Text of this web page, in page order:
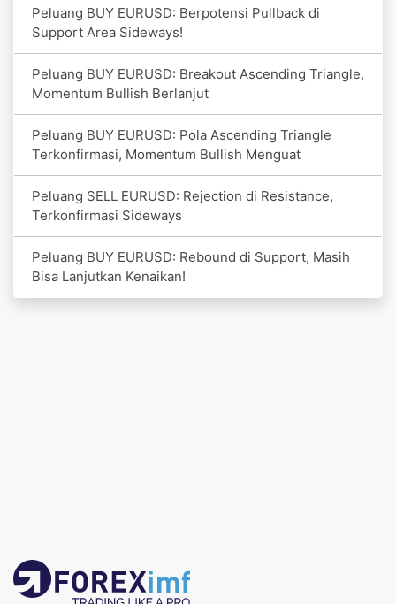
Peluang BUY EURUSD: Berpotensi Pullback di
Support Area Sideways!
Peluang BUY EURUSD: Breakout Ascending Triangle,
Momentum Bullish Berlanjut
Peluang BUY EURUSD: Pola Ascending Triangle
Terkonfirmasi, Momentum Bullish Menguat
Peluang SELL EURUSD: Rejection di Resistance,
Terkonfirmasi Sideways
Peluang BUY EURUSD: Rebound di Support, Masih
Bisa Lanjutkan Kenaikan!